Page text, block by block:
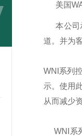
美国
本公司
道。并为
WNI 系列
示。使用
从而减少
WNI 系